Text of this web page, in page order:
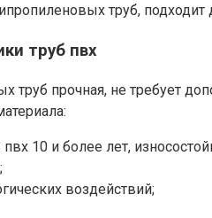
труб, подходит
труб пвх
труб прочная, не требует
10 и более лет,
воздействий;